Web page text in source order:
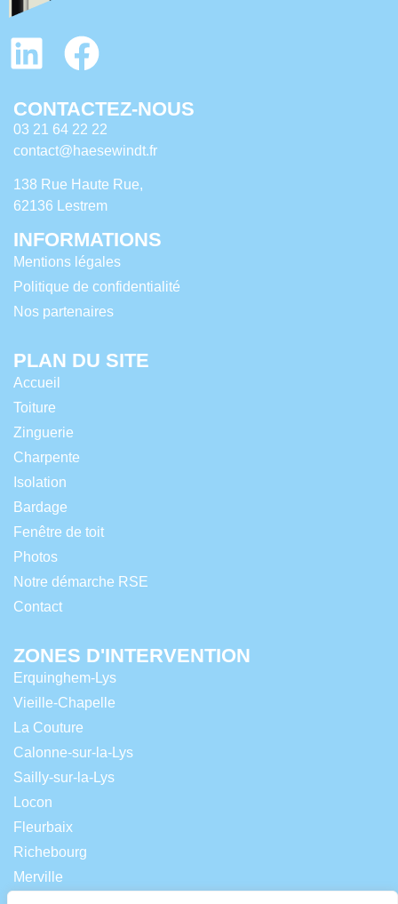
CONTACTEZ-NOUS
03 21 64 22 22
contact@haesewindt.fr
138 Rue Haute Rue,
62136 Lestrem
INFORMATIONS
Mentions légales
Politique de confidentialité
Nos partenaires
PLAN DU SITE
Accueil
Toiture
Zinguerie
Charpente
Isolation
Bardage
Fenêtre de toit
Photos
Notre démarche RSE
Contact
ZONES D'INTERVENTION
Erquinghem-Lys
Vieille-Chapelle
La Couture
Calonne-sur-la-Lys
Sailly-sur-la-Lys
Locon
Fleurbaix
Richebourg
Merville